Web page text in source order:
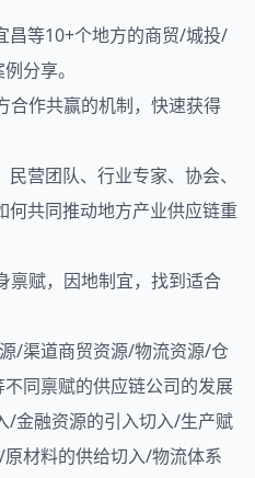
昌等10+个地方的商贸/城投/
分享。
合作共赢的机制，快速获得
营团队、行业专家、协会、
共同推动地方产业供应链重
禀赋，因地制宜，找到适合
/渠道商贸资源/物流资源/仓
同禀赋的供应链公司的发展
/金融资源的引入切入/生产赋
材料的供给切入/物流体系